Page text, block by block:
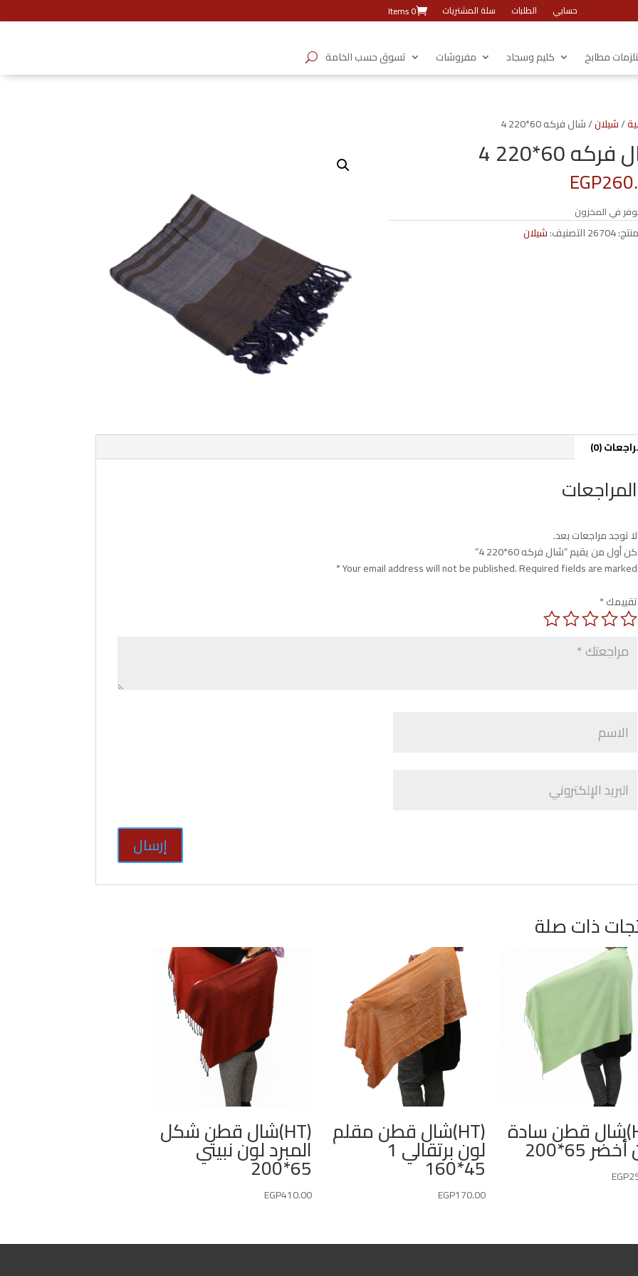
حسابي الطلبات سلة المشتريات 0 Items
مطابخ كليم وسجاد مفروشات تسوق حسب الخامة
/شيلان/ شال فركه 60*220 4
60*220 4
EGP
في المخزون
26704التصنيف:شيلان
(0)
المراجعات
لا توجد مراجعات بعد.
كن أول من يقيم “شال فركه 60*220 4”
Your email address will not be published.Required fields are marked
*
تقييمك*
ذات صلة
(HT)شال قطن سادة
65*200
EGP
(HT)شال قطن مقلم
لون برتقالي 1
45*160
EGP170.00
(HT)شال قطن شكل
المبرد لون نبيتي
65*200
EGP410.00